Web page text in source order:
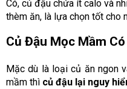
Có, củ đậu chứa ít calo và
thèm ăn, là lựa chọn tốt cho
Củ Đậu Mọc Mầm
Mặc dù là loại củ ăn ngon
mầm thì củ đậu lại nguy